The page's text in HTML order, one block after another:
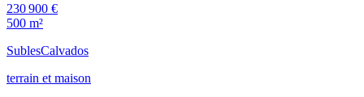
230 900 €
500 m²
SublesCalvados
terrain et maison